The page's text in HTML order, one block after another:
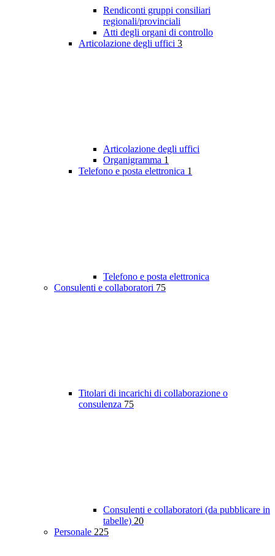
Rendiconti gruppi consiliari
regionali/provinciali
Atti degli organi di controllo
Articolazione degli uffici 3
Articolazione degli uffici
Organigramma 1
Telefono e posta elettronica 1
Telefono e posta elettronica
Consulenti e collaboratori 75
Titolari di incarichi di collaborazione o
consulenza 75
Consulenti e collaboratori (da pubblicare in
tabelle) 20
Personale 225